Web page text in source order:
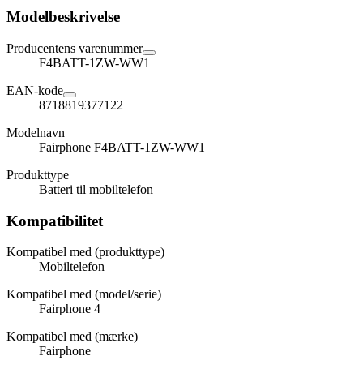
Modelbeskrivelse
Producentens varenummer
F4BATT-1ZW-WW1
EAN-kode
8718819377122
Modelnavn
Fairphone F4BATT-1ZW-WW1
Produkttype
Batteri til mobiltelefon
Kompatibilitet
Kompatibel med (produkttype)
Mobiltelefon
Kompatibel med (model/serie)
Fairphone 4
Kompatibel med (mærke)
Fairphone